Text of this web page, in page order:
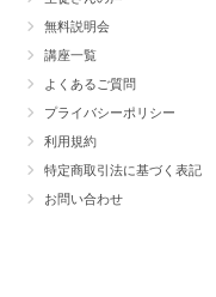
無料説明会
講座一覧
よくあるご質問
プライバシーポリシー
利用規約
特定商取引法に基づく表記
お問い合わせ